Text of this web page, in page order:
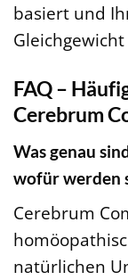
basiert und
FAQ –
Cerebrum
Was genau
wofür werden
Cerebrum
natürlichen